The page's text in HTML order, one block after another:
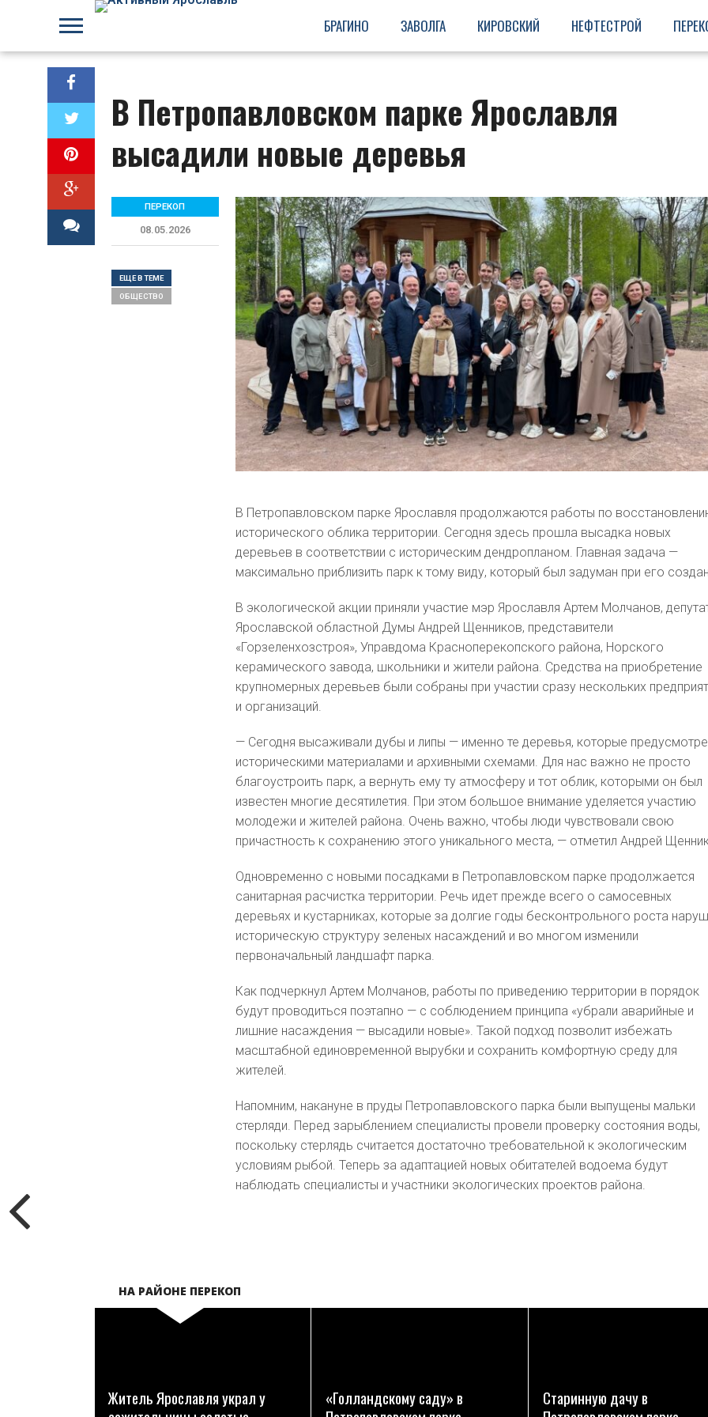
БРАГИНО ЗАВОЛГА КИРОВСКИЙ НЕФТЕСТРОЙ
В Петропавловском парке Ярославля
высадили новые деревья
В Петропавловском парке Ярославля продолжаются работы по
исторического облика территории. Сегодня здесь прошла высадка новых
деревьев в соответствии с историческим дендропланом. Главная задача —
максимально приблизить парк к тому виду, который был задуман при его
В экологической акции приняли участие мэр Ярославля Артем Молчанов,
Ярославской областной Думы Андрей Щенников, представители
«Горзеленхозстроя», Управдома Красноперекопского района, Норского
керамического завода, школьники и жители района. Средства на приобретение
крупномерных деревьев были собраны при участии сразу нескольких
и организаций.
— Сегодня высаживали дубы и липы — именно те деревья, которые
историческими материалами и архивными схемами. Для нас важно не просто
благоустроить парк, а вернуть ему ту атмосферу и тот облик, которыми он был
известен многие десятилетия. При этом большое внимание уделяется участию
молодежи и жителей района. Очень важно, чтобы люди чувствовали свою
причастность к сохранению этого уникального места, — отметил Андрей
Одновременно с новыми посадками в Петропавловском парке продолжается
санитарная расчистка территории. Речь идет прежде всего о самосевных
деревьях и кустарниках, которые за долгие годы бесконтрольного роста
историческую структуру зеленых насаждений и во многом изменили
первоначальный ландшафт парка.
Как подчеркнул Артем Молчанов, работы по приведению территории в порядок
будут проводиться поэтапно — с соблюдением принципа «убрали аварийные и
лишние насаждения — высадили новые». Такой подход позволит избежать
масштабной единовременной вырубки и сохранить комфортную среду для
жителей.
Напомним, накануне в пруды Петропавловского парка были выпущены мальки
стерляди. Перед зарыблением специалисты провели проверку состояния воды,
поскольку стерлядь считается достаточно требовательной к экологическим
условиям рыбой. Теперь за адаптацией новых обитателей водоема будут
наблюдать специалисты и участники экологических проектов района.
ПЕРЕКОП
08.05.2026
ЕЩЕ В ТЕМЕ
ОБЩЕСТВO
НА РАЙОНЕ ПЕРЕКОП
Житель Ярославля украл у
«Голландскому саду» в
Старинную дачу в